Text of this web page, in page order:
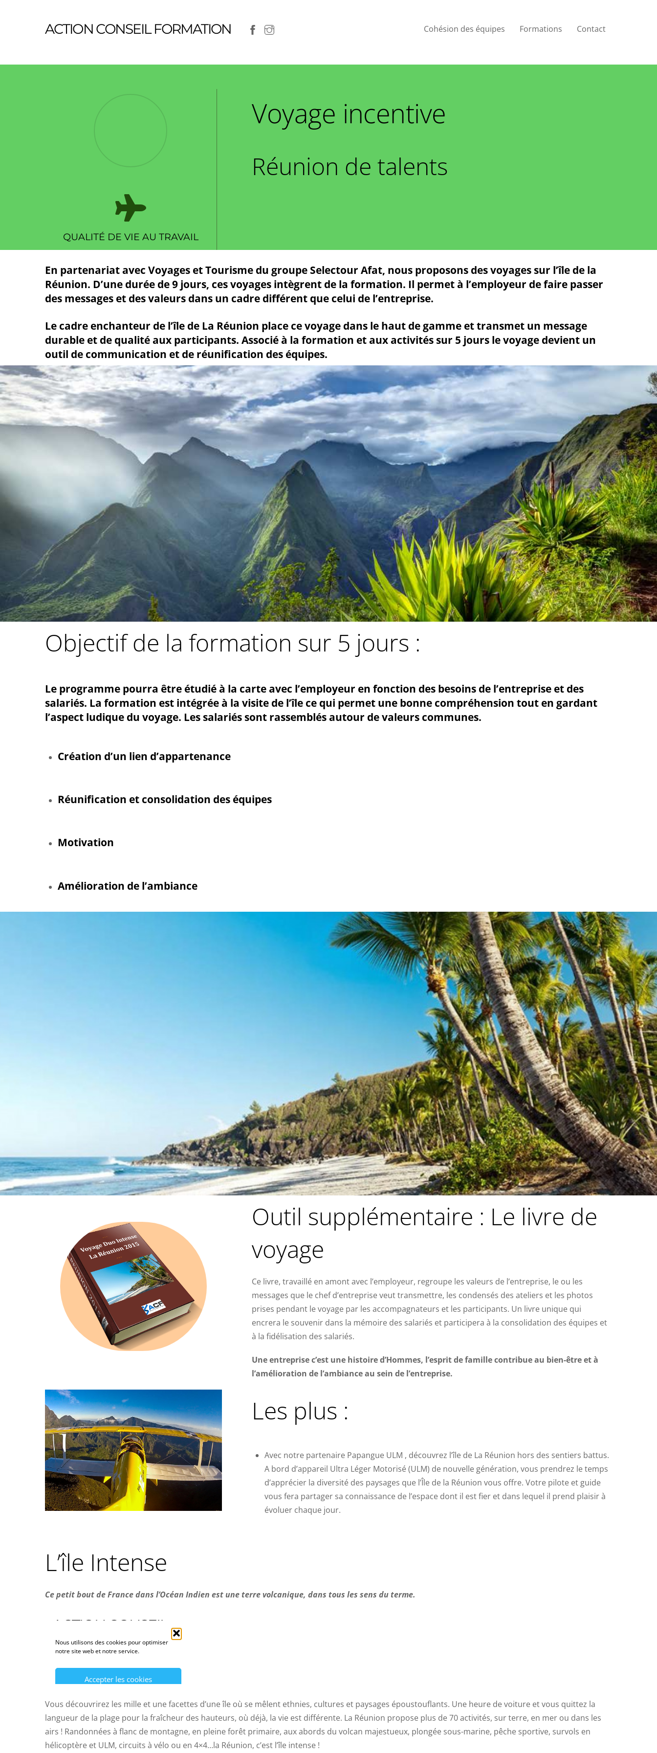
ACTION CONSEIL FORMATION Cohésion des équipes Formations Contact
QUALITÉ DE VIE AU TRAVAIL
Voyage incentive
Réunion de talents
En partenariat avec Voyages et Tourisme du groupe Selectour Afat, nous proposons des voyages sur l’île de la
Réunion. D’une durée de 9 jours, ces voyages intègrent de la formation. Il permet à l’employeur de faire passer
des messages et des valeurs dans un cadre différent que celui de l’entreprise.
Le cadre enchanteur de l’île de La Réunion place ce voyage dans le haut de gamme et transmet un message
durable et de qualité aux participants. Associé à la formation et aux activités sur 5 jours le voyage devient un
outil de communication et de réunification des équipes.
Objectif de la formation sur 5 jours :
Le programme pourra être étudié à la carte avec l’employeur en fonction des besoins de l’entreprise et des
salariés. La formation est intégrée à la visite de l’île ce qui permet une bonne compréhension tout en gardant
l’aspect ludique du voyage. Les salariés sont rassemblés autour de valeurs communes.
Création d’un lien d’appartenance
Réunification et consolidation des équipes
Motivation
Amélioration de l’ambiance
Outil supplémentaire : Le livre de
voyage
Ce livre, travaillé en amont avec l’employeur, regroupe les valeurs de l’entreprise, le ou les
messages que le chef d’entreprise veut transmettre, les condensés des ateliers et les photos
prises pendant le voyage par les accompagnateurs et les participants. Un livre unique qui
encrera le souvenir dans la mémoire des salariés et participera à la consolidation des équipes et
à la fidélisation des salariés.
Une entreprise c’est une histoire d’Hommes, l’esprit de famille contribue au bien-être et à
l’amélioration de l’ambiance au sein de l’entreprise.
Les plus :
Avec notre partenaire Papangue ULM , découvrez l’île de La Réunion hors des sentiers battus.
A bord d’appareil Ultra Léger Motorisé (ULM) de nouvelle génération, vous prendrez le temps
d’apprécier la diversité des paysages que l’Île de la Réunion vous offre. Votre pilote et guide
vous fera partager sa connaissance de l’espace dont il est fier et dans lequel il prend plaisir à
évoluer chaque jour.
L’île Intense
Ce petit bout de France dans l’Océan Indien est une terre volcanique, dans tous les sens du terme.
Vous découvrirez les mille et une facettes d’une île où se mêlent ethnies, cultures et paysages époustouflants. Une heure de voiture et vous quittez la
langueur de la plage pour la fraîcheur des hauteurs, où déjà, la vie est différente. La Réunion propose plus de 70 activités, sur terre, en mer ou dans les
airs ! Randonnées à flanc de montagne, en pleine forêt primaire, aux abords du volcan majestueux, plongée sous-marine, pêche sportive, survols en
hélicoptère et ULM, circuits à vélo ou en 4×4…la Réunion, c’est l’île intense !